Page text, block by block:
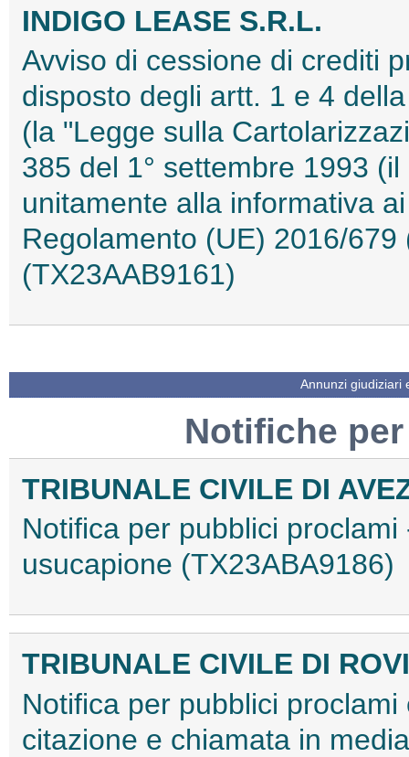
INDIGO LEASE S.R.L.
Avviso di cessione di crediti
disposto degli artt. 1 e 4
(la "Legge sulla
385 del 1° settembre 1993
unitamente alla informativa
Regolamento (UE) 2016/
(TX23AAB9161)
Annunzi giudiziari
Notifiche
TRIBUNALE CIVILE DI
Notifica per pubblici
usucapione (TX23ABA9186)
TRIBUNALE CIVILE DI
Notifica per pubblici
citazione e chiamata in